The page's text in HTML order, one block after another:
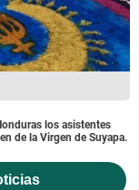
los asistentes
de la Virgen de Suyapa.